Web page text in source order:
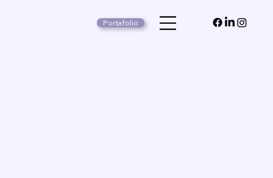
Portafolio